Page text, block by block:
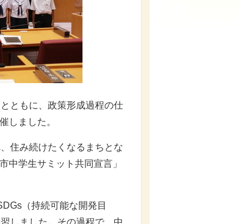
ともに、政策形成過程の仕
しました。
住み続けたくなるまちとな
中学生サミット共同宣言」
（持続可能な開発目
しました。その過程で、中